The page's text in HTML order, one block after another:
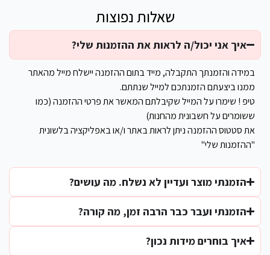
איך אני יכול/ה לראות את ההזמנות שלי?
במידה והזמנתך התקבלה, מייד בתום ההזמנה יישלח מייל מהאתר
ממנו ביצעתם הזמנתכם למייל שנתתם.
טיפ ! שימרו על המייל שקיבלתם המאשר את פרטי ההזמנה (כמו
ששומרים על חשבונית מהחנות)
את סטטוס ההזמנה ניתן לראות באתר ו/או באפליקציה בלשונית
"ההזמנות שלי"
הזמנתי מוצר ועדיין לא נשלח. מה עושים?
הזמנתי ועבר כבר הרבה זמן, מה קורה?
איך בוחרים מידות נכון?
שאלות נפוצות